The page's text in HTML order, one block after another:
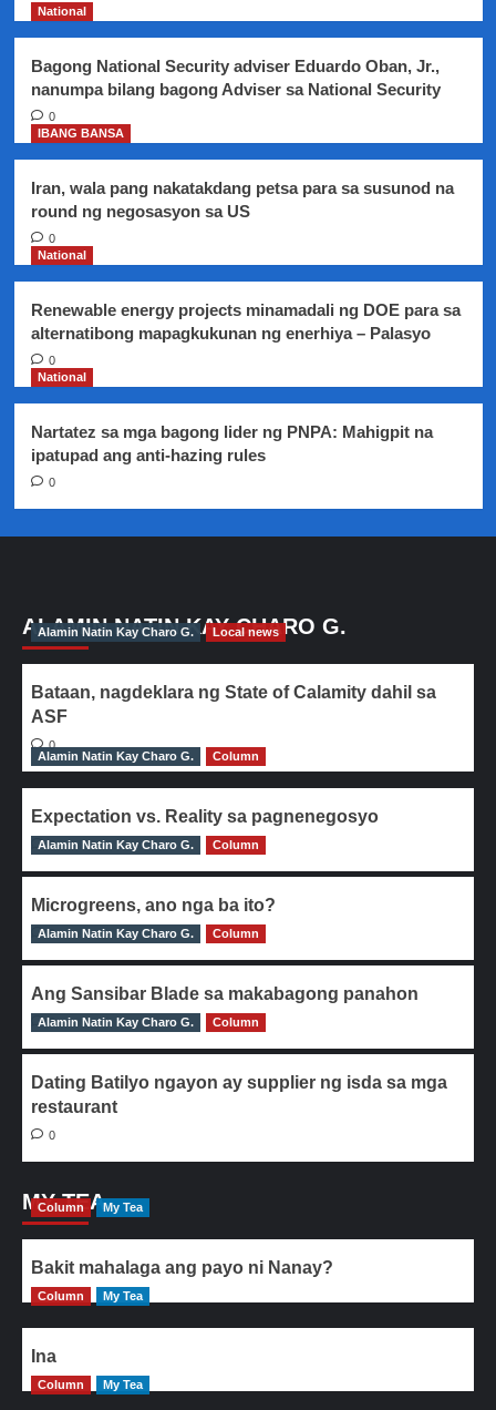
National
Bagong National Security adviser Eduardo Oban, Jr.,
nanumpa bilang bagong Adviser sa National Security
0
IBANG BANSA
Iran, wala pang nakatakdang petsa para sa susunod na
round ng negosasyon sa US
0
National
Renewable energy projects minamadali ng DOE para sa
alternatibong mapagkukunan ng enerhiya – Palasyo
0
National
Nartatez sa mga bagong lider ng PNPA: Mahigpit na
ipatupad ang anti-hazing rules
0
ALAMIN NATIN KAY CHARO G.
Alamin Natin Kay Charo G. Local news
Bataan, nagdeklara ng State of Calamity dahil sa
ASF
0
Alamin Natin Kay Charo G.
Column
Expectation vs. Reality sa pagnenegosyo
0
Alamin Natin Kay Charo G. Column
Microgreens, ano nga ba ito?
0
Alamin Natin Kay Charo G. Column
Ang Sansibar Blade sa makabagong panahon
0
Alamin Natin Kay Charo G. Column
Dating Batilyo ngayon ay supplier ng isda sa mga
restaurant
0
MY TEA
Column My Tea
Bakit mahalaga ang payo ni Nanay?
Column My Tea
Ina
Column My Tea